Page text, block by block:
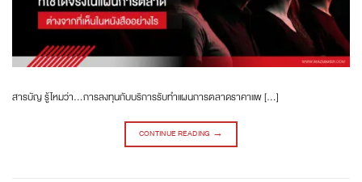
สารบัญ รู้ไหมว่า…การลงทุนกับบริการรับทำแผนการตลาดราคาแพ […]
CONTINUE READING →